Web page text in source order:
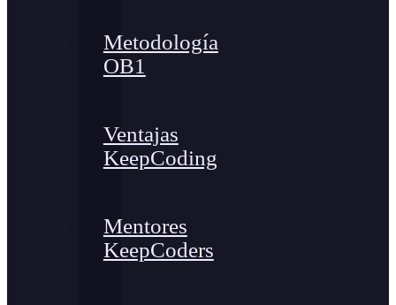
Metodología
OB1
Ventajas
KeepCoding
Mentores
KeepCoders